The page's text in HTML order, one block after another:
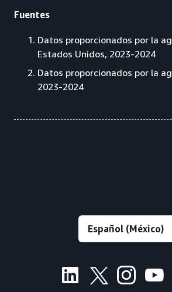
Fuentes
Datos proporcionados por la
Estados Unidos, 2023-2024
Datos proporcionados por la
2023-2024